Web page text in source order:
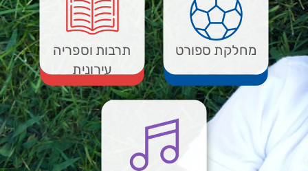
מחלקת ספורט
תרבות וספריה
עירונית